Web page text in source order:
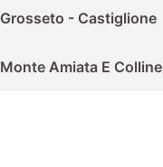
Grosseto - Castiglione
Monte Amiata E Colline